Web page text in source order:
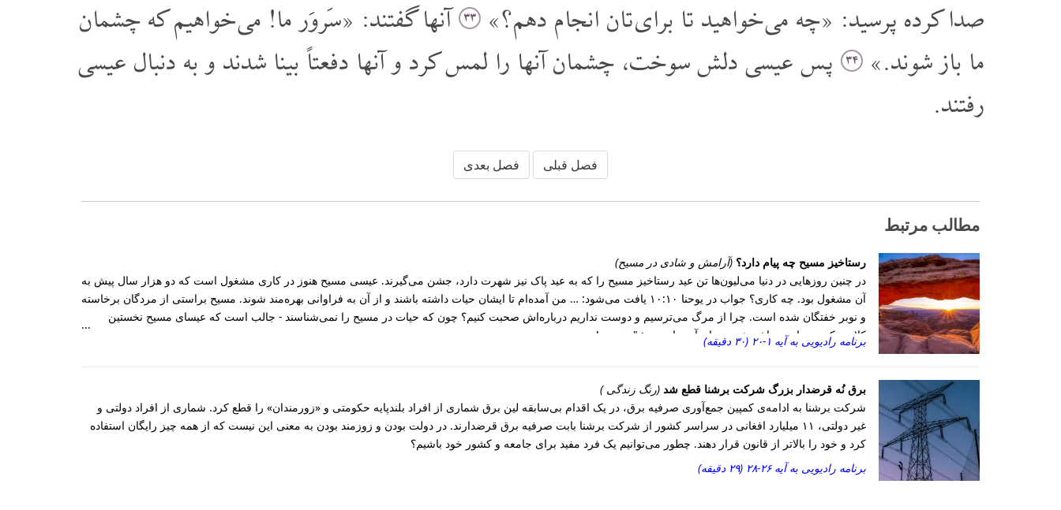
صدا کرده پرسید: «چه می خواهید تا برای تان انجام دهم؟»
۳۳
آنها گفتند: «سَروَر ما! می خواهیم که چشمان
ما باز شوند.»
۳۴
پس عیسی دلش سوخت، چشمان آنها را لمس کرد و آنها دفعتاً بینا شدند و به دنبال عیسی
رفتند.
فصل قبلی فصل بعدی
مطالب مرتبط
رستاخیز مسیح چه پیام دارد؟ (آرامش و شادی در مسیح)
در چنین روزهایی در دنیا می‌لیون‌ها تن عید رستاخیز مسیح را که به عید پاک نیز شهرت دارد، جشن می‌‌گیرند. عیسی مسیح هنوز در کاری مشغول است که دو هزار سال پیش به
آن مشغول بود. چه کاری؟ جواب در یوحنا ۱۰:‏۱۰ یافت می‌‌شود: … من آمده‌ام تا ایشان حیات داشته باشند و از آن به فراوانی بهره‌مند شوند. مسیح براستی از مردگان برخاسته
و نوبر خفتگان شده است. چرا از مرگ می‌ترسیم و دوست نداریم درباره‌اش صحبت کنیم؟ چون که حیات در مسیح را نمی‌شناسند - جالب است که عیسای مسیح نخستین
کلامی که پس از رستاخیزش به زبان آورد این بود: "مترسید!
برنامه رادیویی به آیه ۱-۲۰ (۳۰ دقیقه)
برق نُه قرضدار بزرگ شرکت برشنا قطع شد (رنگ زندگی )
شرکت برشنا به ادامه‌ی کمپین جمع‌آوری صرفیه برق، در یک اقدام بی‌سابقه لین برق شماری از افراد بلندپایه حکومتی و «زورمندان» را قطع کرد. شماری از افراد دولتی و
غیر دولتی، ۱۱ میلیارد افغانی در سراسر کشور از شرکت برشنا بابت صرفیه برق قرضدارند. در دولت بودن و زوزمند بودن به معنی این نیست که از همه چیز رایگان استفاده
کرد و خود را بالاتر از قانون قرار دهند. چطور می‌‌‌‌‌توانیم یک فرد مفید برای جامعه و کشور خود باشیم؟
برنامه رادیویی به آیه ۲۶-۲۸ (۲۹ دقیقه)